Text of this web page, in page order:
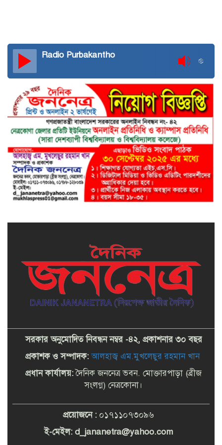
Radio Purbakantho
সরকার অনুমোদিত নিবন্ধন নম্বর -৪২, প্রকাশনার ৩০ বছর
প্রকাশক ও সম্পাদক:আলহাজ্ব এম.মুখলেছুর রহমান খান
প্রধান কার্যালয়:দৈনিক জননেত্র ভবন. মোক্তারপাড়া (ব্রীজ
সংলগ্ন) নেত্রকোনা।
প্রয়োজনে : ০১৭১১০৭৩০৯৬
ই-মেইল: d_ jananetra@yahoo.com